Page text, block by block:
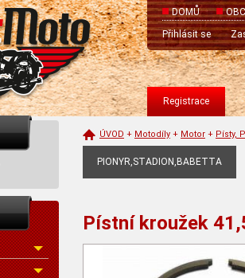
DOMŮ
Přihlásit se
Registrace
ÚVOD + Motodíly + Motor + Písty,
PIONYR,STADION,BABETTA
Pístní kroužek